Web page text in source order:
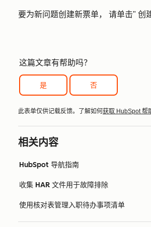
要为新问题创建新票单， 请单击" 创
这篇文章有帮助吗？
是 否
此表单仅供记载反馈。了解如何获取 HubSpot 帮
相关内容
HubSpot 导航指南
收集 HAR 文件用于故障排除
使用核对表管理入职待办事项清单